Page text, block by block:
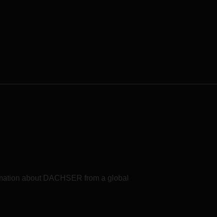
about DACHSER from a global